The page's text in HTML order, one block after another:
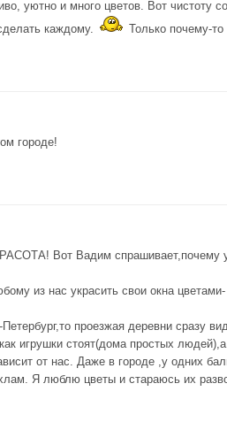
уютно и много цветов. Вот чистоту
каждому.
Только почему-
городе!
Вот Вадим спрашивает,почему
из нас украсить свои окна
проезжая деревни сразу
игрушки стоят(дома простых людей),а
от нас. Даже в городе ,у одних
Я люблю цветы и стараюсь их